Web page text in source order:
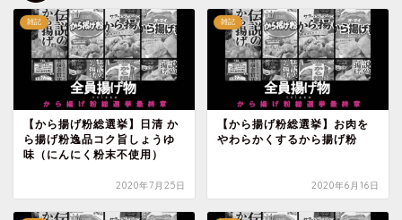
雑記
【から揚げ粉総選挙】日清 か
ら揚げ粉逸品コク旨しょうゆ
味（にんにく粉末不使用）
2020年7月25日
雑記
【から揚げ粉総選挙】お肉を
やわらかくするから揚げ粉
2020年6月16日